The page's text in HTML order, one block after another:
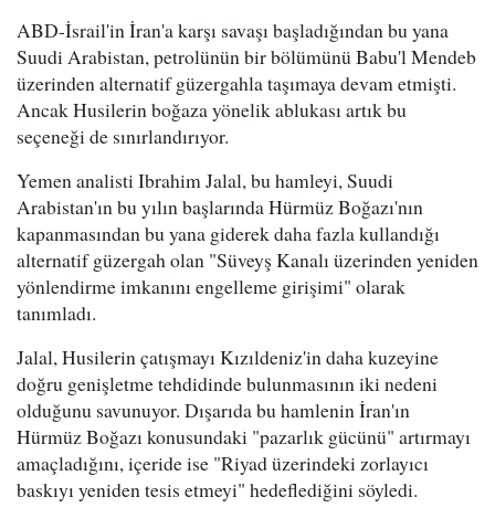
ABD-İsrail'in İran'a karşı savaşı başladığından bu yana
Suudi Arabistan, petrolünün bir bölümünü Babu'l Mendeb
üzerinden alternatif güzergahla taşımaya devam etmişti.
Ancak Husilerin boğaza yönelik ablukası artık bu
seçeneği de sınırlandırıyor.
Yemen analisti Ibrahim Jalal, bu hamleyi, Suudi
Arabistan'ın bu yılın başlarında Hürmüz Boğazı'nın
kapanmasından bu yana giderek daha fazla kullandığı
alternatif güzergah olan "Süveyş Kanalı üzerinden yeniden
yönlendirme imkanını engelleme girişimi" olarak
tanımladı.
Jalal, Husilerin çatışmayı Kızıldeniz'in daha kuzeyine
doğru genişletme tehdidinde bulunmasının iki nedeni
olduğunu savunuyor. Dışarıda bu hamlenin İran'ın
Hürmüz Boğazı konusundaki "pazarlık gücünü" artırmayı
amaçladığını, içeride ise "Riyad üzerindeki zorlayıcı
baskıyı yeniden tesis etmeyi" hedeflediğini söyledi.